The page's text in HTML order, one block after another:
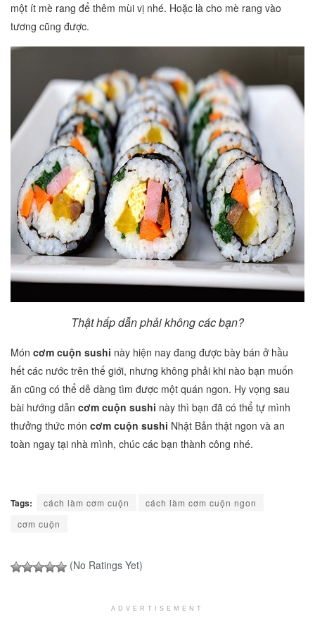
một ít mè rang để thêm mùi vị nhé. Hoặc là cho mè rang vào
tương cũng được.
Thật hấp dẫn phải không các bạn?
Món cơm cuộn sushi này hiện nay đang được bày bán ở hầu
hết các nước trên thế giới, nhưng không phải khi nào bạn muốn
ăn cũng có thể dễ dàng tìm được một quán ngon. Hy vọng sau
bài hướng dẫn cơm cuộn sushi này thì bạn đã có thể tự mình
thưởng thức món cơm cuộn sushi Nhật Bản thật ngon và an
toàn ngay tại nhà mình, chúc các bạn thành công nhé.
Tags: cách làm cơm cuộn
cách làm cơm cuộn ngon
cơm cuộn
(No Ratings Yet)
ADVERTISEMENT